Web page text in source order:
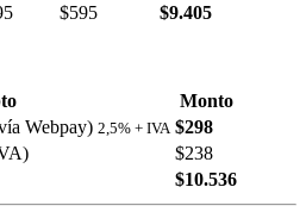
$595 $9.405
Monto
Webpay) 2,5% + IVA $298
$238
$10.536